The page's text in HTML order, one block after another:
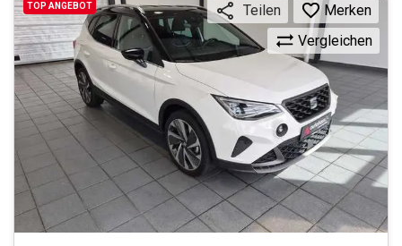
TOP ANGEBOT
Vergleichen
Teilen Merken